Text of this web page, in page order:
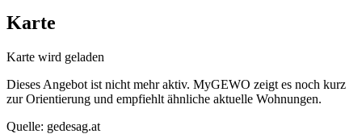
Karte
Karte wird geladen
Dieses Angebot ist nicht mehr aktiv. MyGEWO zeigt es noch kurz
zur Orientierung und empfiehlt ähnliche aktuelle Wohnungen.
Quelle: gedesag.at